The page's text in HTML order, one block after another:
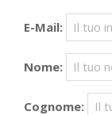
E-Mail:
Nome:
Cognome: